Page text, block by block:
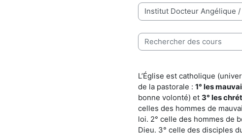
Catégories de cours
Rechercher des cours
L’Église est catholique
de la pastorale : 1° les
bonne volonté) et 3° les
celles des hommes de
loi. 2° celle des hommes de
Dieu. 3° celle des disciples